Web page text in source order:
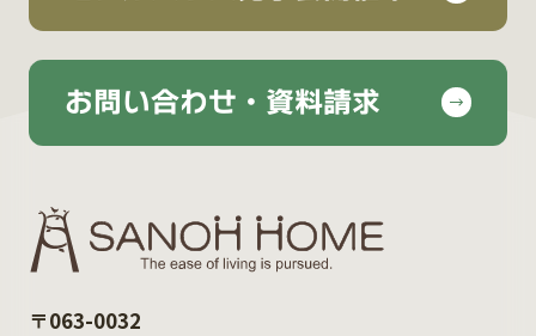
お問い合わせ・資料請求
〒063-0032